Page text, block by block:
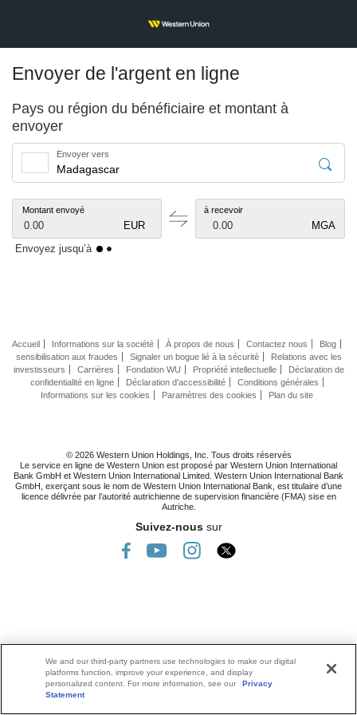
Envoyer de l'argent en ligne
Pays ou région du bénéficiaire et montant à
envoyer
Envoyer vers
Montant envoyé
EUR
0.00
à recevoir
MGA
0.00
Envoyez jusqu’à
Accueil Informations sur la société À propos de nous Contactez nous
Blog
sensibilisation aux fraudes
Signaler un bogue lié à la sécurité
Relations avec les
investisseurs
Carrières Fondation WU Propriété intellectuelle
Déclaration de
confidentialité en ligne
Déclaration d'accessibilité
Conditions générales
Informations sur les cookies
Paramètres des cookies Plan du site
© 2026 Western Union Holdings, Inc. Tous droits réservés
Le service en ligne de Western Union est proposé par Western Union International
Bank GmbH et Western Union International Limited. Western Union International Bank
GmbH, exerçant sous le nom de Western Union International Bank, est titulaire d’une
licence délivrée par l’autorité autrichienne de supervision financière (FMA) sise en
Autriche.
Suivez-noussur
We and our third-party partners use technologies to make our digital
platforms function, improve your experience, and display
personalized content. For more information, see our
Privacy
Statement